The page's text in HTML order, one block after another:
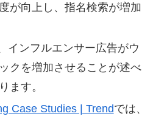
が向上し、指名検索が増加
インフルエンサー広告がウ
クを増加させることが述べ
ます。
Case Studies | Trendでは、